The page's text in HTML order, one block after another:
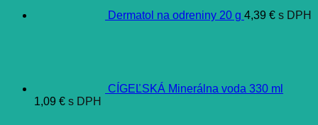
Dermatol na odreniny 20 g 4,39 € s DPH
CÍGEĽSKÁ Minerálna voda 330 ml
1,09 € s DPH